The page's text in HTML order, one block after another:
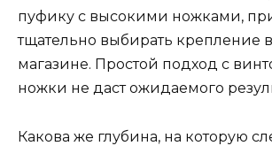
пуфику с высокими ножками,
тщательно выбирать крепление
магазине. Простой подход с
ножки не даст ожидаемого
Какова же глубина, на которую